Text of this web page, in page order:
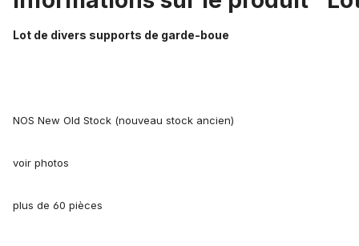
Lot de divers supports de garde-boue
NOS New Old Stock (nouveau stock ancien)
voir photos
plus de 60 pièces